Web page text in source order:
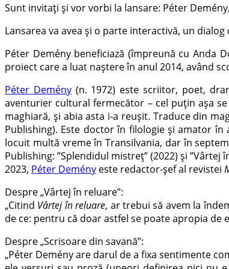
Sunt invitați și vor vorbi la lansare: Péter
Lansarea va avea și o parte interactivă, un
Péter Demény beneficiază (împreună cu Anda
proiect care a luat naștere în anul 2014, având
Péter Demény(n. 1972) este scriitor, poet,
aventurier cultural fermecător – cel puțin așa
maghiară, și abia asta i-a reușit. Traduce din
Publishing). Este doctor în filologie și amator
locuit multă vreme în Transilvania, dar în
Publishing: ”Splendidul mistreț” (2022) și ”Vârtej
2023, Péter Demény este redactor-șef al revistei
Despre „Vârtej în reluare”:
„Citind Vârtej în reluare, ar trebui să avem la
de ce: pentru că doar astfel se poate apropia de
Despre „Scrisoare din savană”:
„Péter Demény are darul de a fixa sentimente